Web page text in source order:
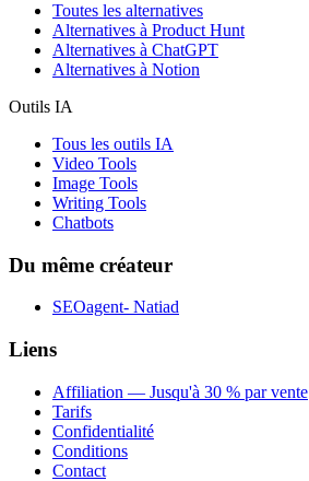
Toutes les alternatives
Alternatives à Product Hunt
Alternatives à ChatGPT
Alternatives à Notion
Outils IA
Tous les outils IA
Video Tools
Image Tools
Writing Tools
Chatbots
Du même créateur
SEOagent- Natiad
Liens
Affiliation — Jusqu'à 30 % par vente
Tarifs
Confidentialité
Conditions
Contact